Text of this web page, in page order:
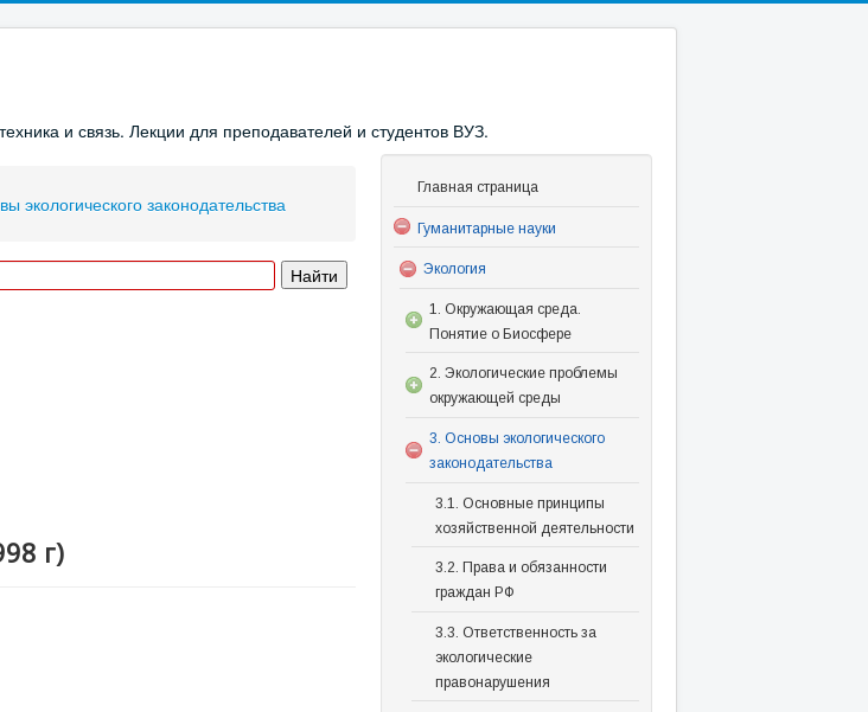
и связь. Лекции для преподавателей и студентов ВУЗ.
экологического законодательства
г)
Главная страница
Гуманитарные науки
Экология
1. Окружающая среда.
Понятие о Биосфере
2. Экологические проблемы
окружающей среды
3. Основы экологического
законодательства
3.1. Основные принципы
хозяйственной деятельности
3.2. Права и обязанности
граждан РФ
3.3. Ответственность за
экологические
правонарушения